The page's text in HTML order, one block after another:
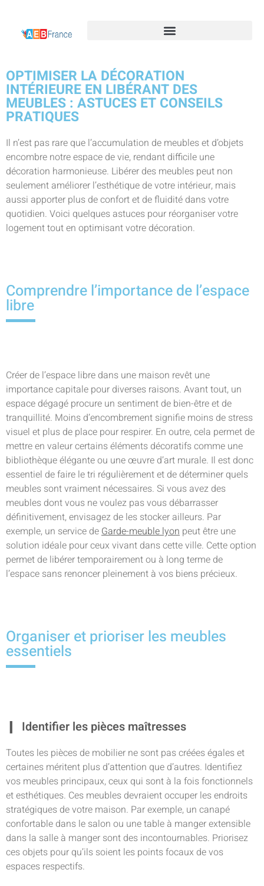
OPTIMISER LA DÉCORATION
INTÉRIEURE EN LIBÉRANT DES
MEUBLES : ASTUCES ET CONSEILS
PRATIQUES
Il n’est pas rare que l’accumulation de meubles et d’objets
encombre notre espace de vie, rendant difficile une
décoration harmonieuse. Libérer des meubles peut non
seulement améliorer l’esthétique de votre intérieur, mais
aussi apporter plus de confort et de fluidité dans votre
quotidien. Voici quelques astuces pour réorganiser votre
logement tout en optimisant votre décoration.
Comprendre l’importance de l’espace
libre
Créer de l’espace libre dans une maison revêt une
importance capitale pour diverses raisons. Avant tout, un
espace dégagé procure un sentiment de bien-être et de
tranquillité. Moins d’encombrement signifie moins de stress
visuel et plus de place pour respirer. En outre, cela permet de
mettre en valeur certains éléments décoratifs comme une
bibliothèque élégante ou une œuvre d’art murale. Il est donc
essentiel de faire le tri régulièrement et de déterminer quels
meubles sont vraiment nécessaires. Si vous avez des
meubles dont vous ne voulez pas vous débarrasser
définitivement, envisagez de les stocker ailleurs. Par
exemple, un service deGarde-meuble lyon peut être une
solution idéale pour ceux vivant dans cette ville. Cette option
permet de libérer temporairement ou à long terme de
l’espace sans renoncer pleinement à vos biens précieux.
Organiser et prioriser les meubles
essentiels
Identifier les pièces maîtresses
Toutes les pièces de mobilier ne sont pas créées égales et
certaines méritent plus d’attention que d’autres. Identifiez
vos meubles principaux, ceux qui sont à la fois fonctionnels
et esthétiques. Ces meubles devraient occuper les endroits
stratégiques de votre maison. Par exemple, un canapé
confortable dans le salon ou une table à manger extensible
dans la salle à manger sont des incontournables. Priorisez
ces objets pour qu’ils soient les points focaux de vos
espaces respectifs.